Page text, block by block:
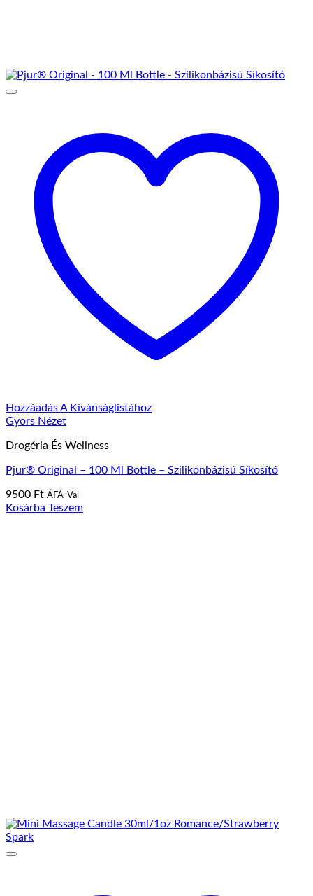
Hozzáadás A Kívánságlistához
Gyors Nézet
Drogéria És Wellness
Pjur® Original – 100 Ml Bottle – Szilikonbázisú Síkosító
9500 Ft ÁFÁ-Val
Kosárba Teszem